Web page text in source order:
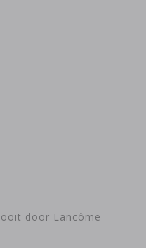
door Lancôme